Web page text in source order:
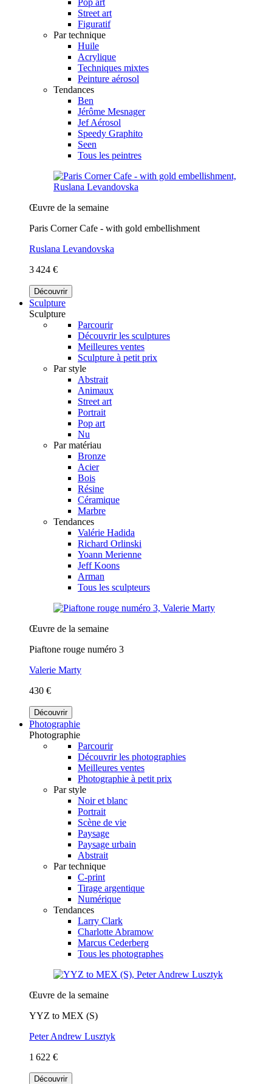
Street art
Figuratif
Par technique
Huile
Acrylique
Techniques mixtes
Peinture aérosol
Tendances
Ben
Jérôme Mesnager
Jef Aérosol
Speedy Graphito
Seen
Tous les peintres
Œuvre de la semaine
Paris Corner Cafe - with gold embellishment
Ruslana Levandovska
3 424 €
Découvrir
Sculpture
Sculpture
Parcourir
Découvrir les sculptures
Meilleures ventes
Sculpture à petit prix
Par style
Abstrait
Animaux
Street art
Portrait
Pop art
Nu
Par matériau
Bronze
Acier
Bois
Résine
Céramique
Marbre
Tendances
Valérie Hadida
Richard Orlinski
Yoann Merienne
Jeff Koons
Arman
Tous les sculpteurs
Œuvre de la semaine
Piaftone rouge numéro 3
Valerie Marty
430 €
Découvrir
Photographie
Photographie
Parcourir
Découvrir les photographies
Meilleures ventes
Photographie à petit prix
Par style
Noir et blanc
Portrait
Scène de vie
Paysage
Paysage urbain
Abstrait
Par technique
C-print
Tirage argentique
Numérique
Tendances
Larry Clark
Charlotte Abramow
Marcus Cederberg
Tous les photographes
Œuvre de la semaine
YYZ to MEX (S)
Peter Andrew Lusztyk
1 622 €
Découvrir